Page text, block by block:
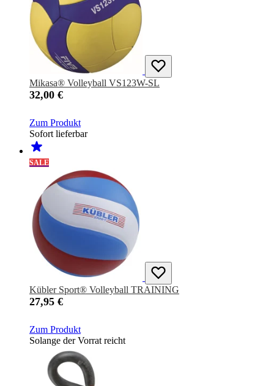
Mikasa® Volleyball VS123W-SL
32,00 €
Zum Produkt
Sofort lieferbar
SALE
Kübler Sport® Volleyball TRAINING
27,95 €
Zum Produkt
Solange der Vorrat reicht